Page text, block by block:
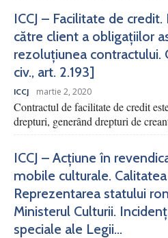
ICCJ – Facilitate de
către client a obligațiilor
rezoluțiunea contractului.
civ., art. 2.193]
ICCJ martie 2, 2020
Contractul de facilitate de credit
drepturi, generând drepturi de
ICCJ – Acțiune în
mobile culturale.
Reprezentarea statului
Ministerul Culturii.
speciale ale Legii...